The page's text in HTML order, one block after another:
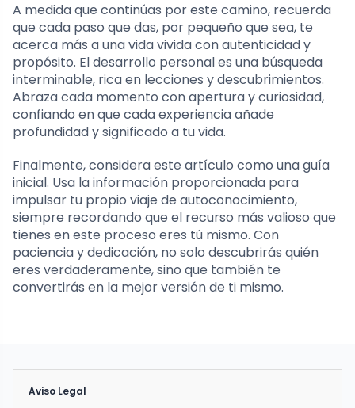
A medida que continúas por este camino, recuerda
que cada paso que das, por pequeño que sea, te
acerca más a una vida vivida con autenticidad y
propósito. El desarrollo personal es una búsqueda
interminable, rica en lecciones y descubrimientos.
Abraza cada momento con apertura y curiosidad,
confiando en que cada experiencia añade
profundidad y significado a tu vida.
Finalmente, considera este artículo como una guía
inicial. Usa la información proporcionada para
impulsar tu propio viaje de autoconocimiento,
siempre recordando que el recurso más valioso que
tienes en este proceso eres tú mismo. Con
paciencia y dedicación, no solo descubrirás quién
eres verdaderamente, sino que también te
convertirás en la mejor versión de ti mismo.
Aviso Legal